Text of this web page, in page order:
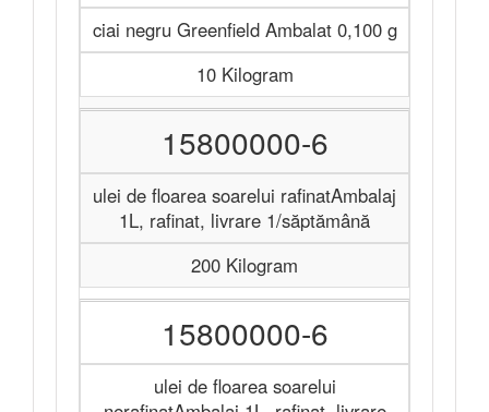
ciai negru Greenfield Ambalat 0,100 g
10 Kilogram
15800000-6
ulei de floarea soarelui rafinatAmbalaj
1L, rafinat, livrare 1/săptămână
200 Kilogram
15800000-6
ulei de floarea soarelui